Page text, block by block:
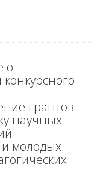
о
грантов
научных
молодых